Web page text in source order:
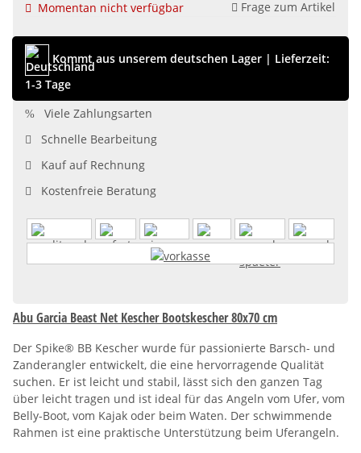
Momentan nicht verfügbar Frage zum Artikel
Kommt aus unserem deutschen Lager | Lieferzeit:
1-3 Tage
Viele Zahlungsarten
Schnelle Bearbeitung
Kauf auf Rechnung
Kostenfreie Beratung
Abu Garcia Beast Net Kescher Bootskescher 80x70 cm
Der Spike® BB Kescher wurde für passionierte Barsch- und
Zanderangler entwickelt, die eine hervorragende Qualität
suchen. Er ist leicht und stabil, lässt sich den ganzen Tag
über leicht tragen und ist ideal für das Angeln vom Ufer, vom
Belly-Boot, vom Kajak oder beim Waten. Der schwimmende
Rahmen ist eine praktische Unterstützung beim Uferangeln.